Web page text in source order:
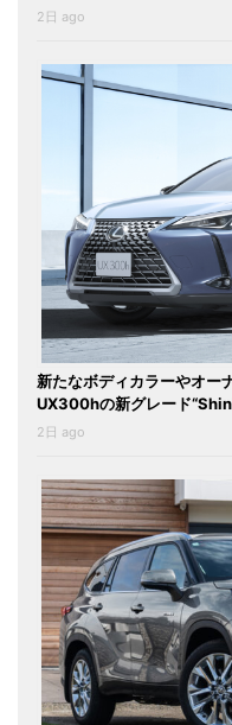
2日 ago
新たなボディカラーやオー
UX300hの新グレード
2日 ago